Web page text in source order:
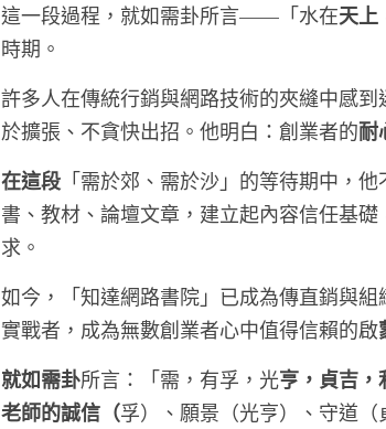
這一段過程，就如需卦所言——「水在天上
時期。
許多人在傳統行銷與網路技術的夾縫中感
於擴張、不貪快出招。他明白：創業者的耐
在這段 「需於郊、需於沙」的等待期中，
書、教材、論壇文章，建立起內容信任基
求。
如今，「知達網路書院」已成為傳直銷與
實戰者，成為無數創業者心中值得信賴的啟
就如需卦所言：「需，有孚，光亨，貞吉，
老師的誠信（孚）、願景（光亨）、守道